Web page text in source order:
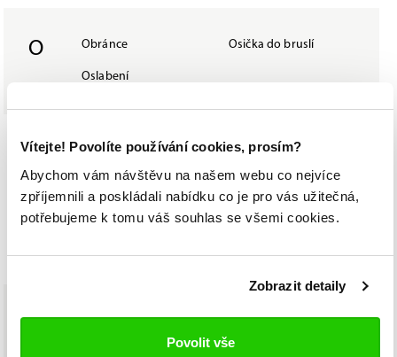
Vítejte! Povolíte používání cookies, prosím?
Abychom vám návštěvu na našem webu co nejvíce
zpříjemnili a poskládali nabídku co je pro vás užitečná,
potřebujeme k tomu váš souhlas se všemi cookies.
Zobrazit detaily
Povolit vše
O Obránce Osička do bruslí
Oslabení
P Pásmo Podvazky
Powerskating Pozastavení
Prodigy Přesilová hra
Ramena Regenerace